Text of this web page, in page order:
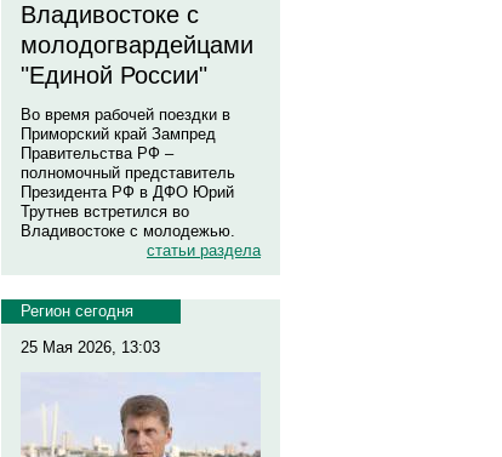
Владивостоке с
молодогвардейцами
"Единой России"
Во время рабочей поездки в
Приморский край Зампред
Правительства РФ –
полномочный представитель
Президента РФ в ДФО Юрий
Трутнев встретился во
Владивостоке с молодежью.
статьи раздела
Регион сегодня
25 Мая 2026, 13:03